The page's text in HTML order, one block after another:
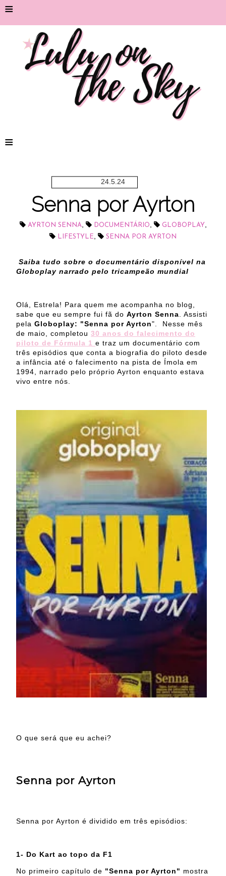
≡
≡
24.5.24
Senna por Ayrton
AYRTON SENNA, DOCUMENTÁRIO, GLOBOPLAY,
LIFESTYLE, SENNA POR AYRTON
Saiba tudo sobre o documentário disponível na
Globoplay narrado pelo tricampeão mundial
Olá, Estrela! Para quem me acompanha no blog,
sabe que eu sempre fui fã do Ayrton Senna. Assisti
pela Globoplay: "Senna por Ayrton". Nesse mês
de maio, completou 30 anos do falecimento do
piloto de Fórmula 1 e traz um documentário com
três episódios que conta a biografia do piloto desde
a infância até o falecimento na pista de Ímola em
1994, narrado pelo próprio Ayrton enquanto estava
vivo entre nós.
O que será que eu achei?
Senna por Ayrton
Senna por Ayrton é dividido em três episódios:
1- Do Kart ao topo da F1
No primeiro capítulo de "Senna por Ayrton" mostra